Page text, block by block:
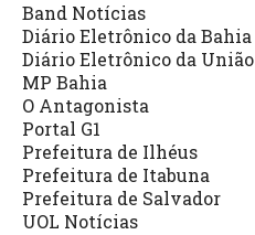
Band Notícias
Diário Eletrônico da Bahia
Diário Eletrônico da União
MP Bahia
O Antagonista
Portal G1
Prefeitura de Ilhéus
Prefeitura de Itabuna
Prefeitura de Salvador
UOL Notícias